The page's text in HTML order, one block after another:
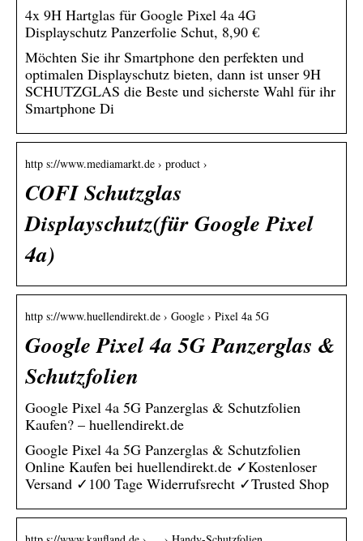
4x 9H Hartglas für Google Pixel 4a 4G
Displayschutz Panzerfolie Schut, 8,90 €
Möchten Sie ihr Smartphone den perfekten und
optimalen Displayschutz bieten, dann ist unser 9H
SCHUTZGLAS die Beste und sicherste Wahl für ihr
Smartphone Di
http s://www.mediamarkt.de › product ›
COFI Schutzglas
Displayschutz(für Google Pixel
4a)
http s://www.huellendirekt.de › Google › Pixel 4a 5G
Google Pixel 4a 5G Panzerglas &
Schutzfolien
Google Pixel 4a 5G Panzerglas & Schutzfolien
Kaufen? – huellendirekt.de
Google Pixel 4a 5G Panzerglas & Schutzfolien
Online Kaufen bei huellendirekt.de ✓Kostenloser
Versand ✓100 Tage Widerrufsrecht ✓Trusted Shop